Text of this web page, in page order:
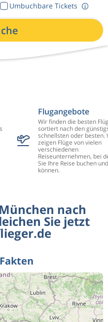
Umbuchbare Tickets
Flugangebote
Wir finden die besten
sortiert nach den
schnellsten oder besten.
zeigen Flüge von vielen
verschiedenen
Reiseunternehmen, bei
Sie Ihre Reise buchen
können.
nach
Sie jetzt